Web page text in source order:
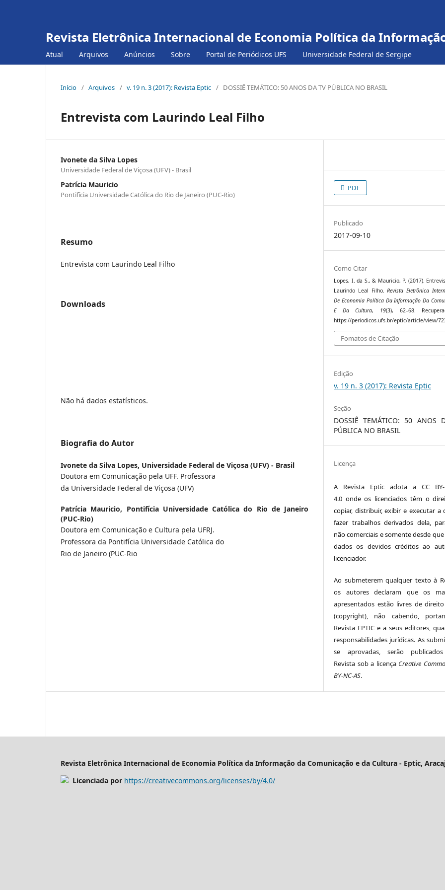
Revista Eletrônica Internacional de Economia Política da
Atual Arquivos Anúncios Sobre Portal de Periódicos UFS Universidade Federal de Sergipe
Início / Arquivos / v. 19 n. 3 (2017): Revista Eptic / DOSSIÊ TEMÁTICO: 50 ANOS DA TV PÚBLICA NO BRASIL
Entrevista com Laurindo Leal Filho
Ivonete da Silva Lopes
Universidade Federal de Viçosa (UFV) - Brasil
Patrícia Mauricio
Pontifícia Universidade Católica do Rio de Janeiro (PUC-Rio)
Resumo
Entrevista com Laurindo Leal Filho
Downloads
Não há dados estatísticos.
Biografia do Autor
Ivonete da Silva Lopes, Universidade Federal de Viçosa (UFV) - Brasil
Doutora em Comunicação pela UFF. Professora
da Universidade Federal de Viçosa (UFV)
Patrícia Mauricio, Pontifícia Universidade Católica do Rio de Janeiro
(PUC-Rio)
Doutora em Comunicação e Cultura pela UFRJ.
Professora da Pontifícia Universidade Católica do
Rio de Janeiro (PUC-Rio
PDF
Publicado
2017-09-10
Como Citar
Lopes, I. da S., & Mauricio, P. (2017).
Laurindo Leal Filho.Revista Eletrônica
De Economia Política Da Informação Da
E Da Cultura, 19(3), 62–68.
https://periodicos.ufs.br/eptic/article/view/
Fomatos de Citação
Edição
v. 19 n. 3 (2017): Revista Eptic
Seção
DOSSIÊ TEMÁTICO: 50 ANOS
PÚBLICA NO BRASIL
Licença
A Revista Eptic adota a CC BY-
4.0 onde os licenciados têm o
copiar, distribuir, exibir e executar a
fazer trabalhos derivados dela,
não comerciais e somente desde
dados os devidos créditos ao
licenciador.
Ao submeterem qualquer texto à
os autores declaram que os
apresentados estão livres de
(copyright), não cabendo,
Revista EPTIC e a seus editores,
responsabilidades jurídicas. As
se aprovadas, serão
Revista sob a licença Creative
BY-NC-AS.
Revista Eletrônica Internacional de Economia Política da Informação da Comunicação e da Cultura - Eptic,
Licenciada por https://creativecommons.org/licenses/by/4.0/